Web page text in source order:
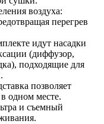
воздуха:
перегрев
идут насадки
(диффузор,
подходящие для
позволяет
одном месте.
и съемный